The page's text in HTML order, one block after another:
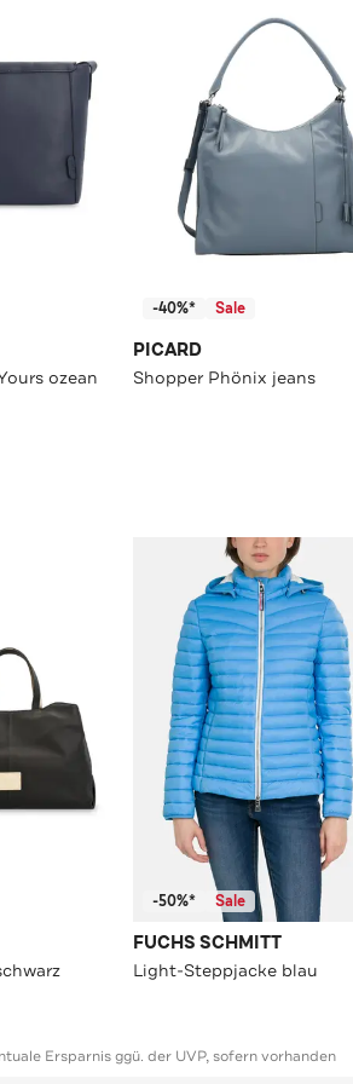
ozean
-40%* Sale
PICARD
Shopper Phönix jeans
-50%* Sale
FUCHS SCHMITT
Light-Steppjacke blau
Ersparnis ggü. der UVP, sofern vorhanden